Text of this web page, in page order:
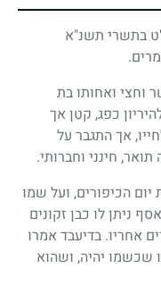
בתשרי תשנ"א
וחצי ואחותו בת
כפג, קטן אך
אך התגבר על
חינני וחברותי.
הכיפורים, ועל שמו
ניתן לו כבן זקונים
אחריו. בדיעבד אמרו
שכשמו יהיה, ושהוא